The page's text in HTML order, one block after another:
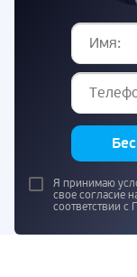
Я принимаю
свое согласие
соответствии с